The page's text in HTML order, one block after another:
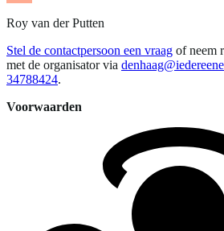
Roy van der Putten
Stel de contactpersoon een vraag of neem
met de organisator via
34788424.
Voorwaarden